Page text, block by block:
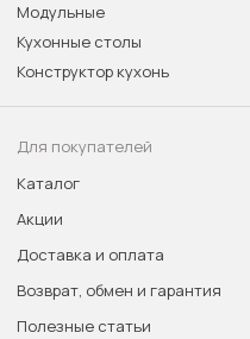
Модульные
Кухонные столы
Конструктор кухонь
Для покупателей
Каталог
Акции
Доставка и оплата
Возврат, обмен и гарантия
Полезные статьи